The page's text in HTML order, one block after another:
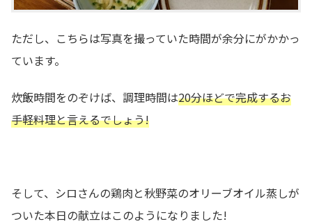
ただし、こちらは写真を撮っていた時間が余分にがかかっ
ています。
炊飯時間をのぞけば、調理時間は20分ほどで完成するお
手軽料理と言えるでしょう!
そして、シロさんの鶏肉と秋野菜のオリーブオイル蒸しが
ついた本日の献立はこのようになりました!